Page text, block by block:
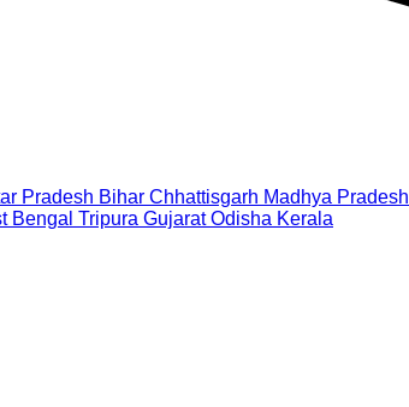
Pradesh Bihar Chhattisgarh Madhya Pradesh
Bengal Tripura Gujarat Odisha Kerala